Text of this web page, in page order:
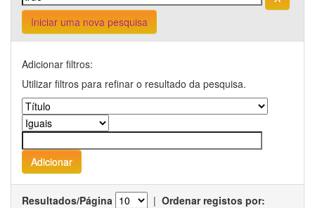
Iniciar uma nova pesquisa
Adicionar filtros:
Utilizar filtros para refinar o resultado da pesquisa.
Resultados/Página | Ordenar registos por: